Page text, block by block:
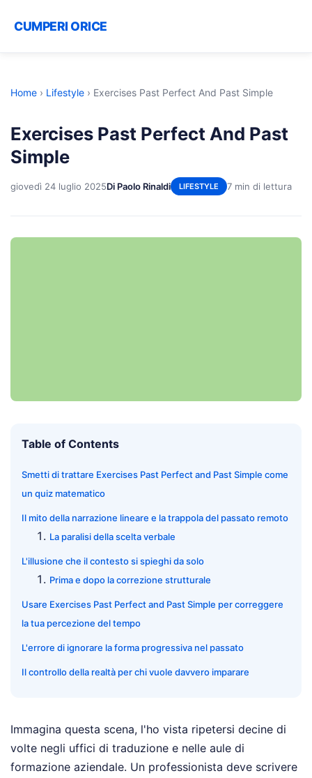
CUMPERI ORICE
Home › Lifestyle › Exercises Past Perfect And Past Simple
Exercises Past Perfect And Past
Simple
giovedì 24 luglio 2025Di Paolo Rinaldi LIFESTYLE 7 min di lettura
Table of Contents
Smetti di trattare Exercises Past Perfect and Past Simple come
un quiz matematico
Il mito della narrazione lineare e la trappola del passato remoto
La paralisi della scelta verbale
L'illusione che il contesto si spieghi da solo
Prima e dopo la correzione strutturale
Usare Exercises Past Perfect and Past Simple per correggere
la tua percezione del tempo
L'errore di ignorare la forma progressiva nel passato
Il controllo della realtà per chi vuole davvero imparare
Immagina questa scena, l'ho vista ripetersi decine di
volte negli uffici di traduzione e nelle aule di
formazione aziendale. Un professionista deve scrivere